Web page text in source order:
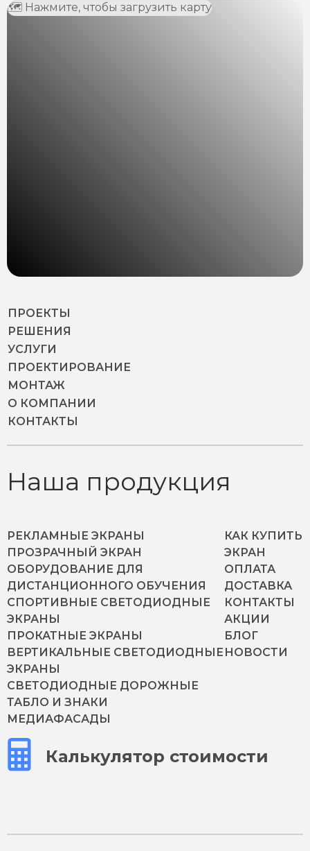
🗺 Нажмите, чтобы загрузить карту
ПРОЕКТЫ
РЕШЕНИЯ
УСЛУГИ
ПРОЕКТИРОВАНИЕ
МОНТАЖ
О КОМПАНИИ
КОНТАКТЫ
Наша продукция
РЕКЛАМНЫЕ ЭКРАНЫ
ПРОЗРАЧНЫЙ ЭКРАН
ОБОРУДОВАНИЕ ДЛЯ
ДИСТАНЦИОННОГО ОБУЧЕНИЯ
СПОРТИВНЫЕ СВЕТОДИОДНЫЕ
ЭКРАНЫ
ПРОКАТНЫЕ ЭКРАНЫ
ВЕРТИКАЛЬНЫЕ СВЕТОДИОДНЫЕ
ЭКРАНЫ
СВЕТОДИОДНЫЕ ДОРОЖНЫЕ
ТАБЛО И ЗНАКИ
МЕДИАФАСАДЫ
КАК КУПИТЬ
ЭКРАН
ОПЛАТА
ДОСТАВКА
КОНТАКТЫ
АКЦИИ
БЛОГ
НОВОСТИ
Калькулятор стоимости